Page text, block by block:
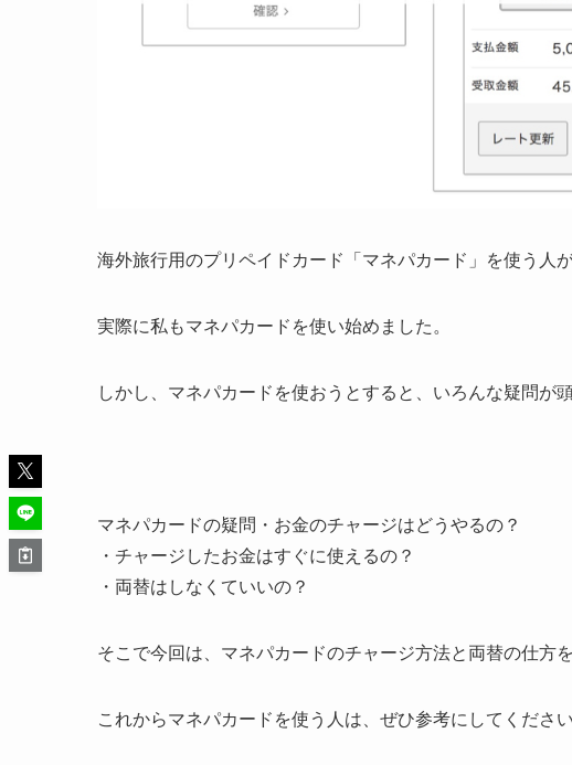
海外旅行用のプリペイドカード「マネパカード」を使う人が
実際に私もマネパカードを使い始めました。
しかし、マネパカードを使おうとすると、いろんな疑問が
マネパカードの疑問 ・お金のチャージはどうやるの？
・チャージしたお金はすぐに使えるの？
・両替はしなくていいの？
そこで今回は、マネパカードのチャージ方法と両替の仕方を
これからマネパカードを使う人は、ぜひ参考にしてください